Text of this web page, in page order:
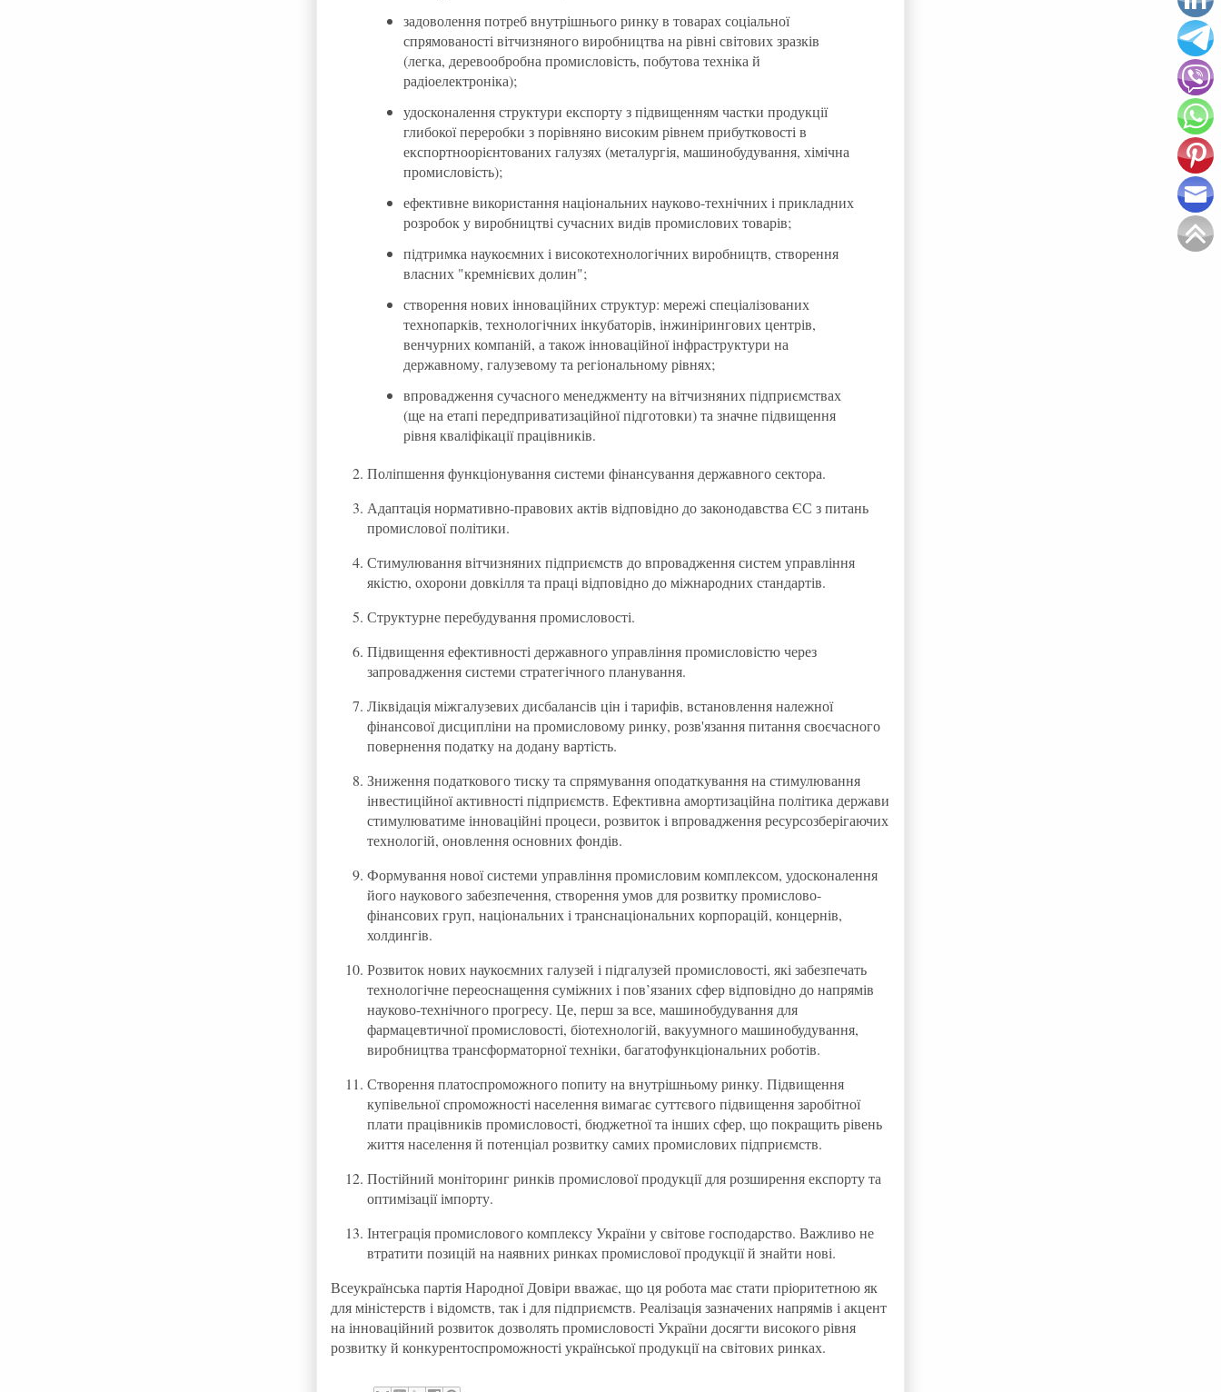
задоволення потреб внутрішнього ринку в товарах соціальної
спрямованості вітчизняного виробництва на рівні світових зразків
(легка, деревообробна промисловість, побутова техніка й
радіоелектроніка);
удосконалення структури експорту з підвищенням частки продукції
глибокої переробки з порівняно високим рівнем прибутковості в
експортноорієнтованих галузях (металургія, машинобудування, хімічна
промисловість);
ефективне використання національних науково-технічних і прикладних
розробок у виробництві сучасних видів промислових товарів;
підтримка наукоємних і високотехнологічних виробництв, створення
власних "кремнієвих долин";
створення нових інноваційних структур: мережі спеціалізованих
технопарків, технологічних інкубаторів, інжинірингових центрів,
венчурних компаній, а також інноваційної інфраструктури на
державному, галузевому та регіональному рівнях;
впровадження сучасного менеджменту на вітчизняних підприємствах
(ще на етапі передприватизаційної підготовки) та значне підвищення
рівня кваліфікації працівників.
Поліпшення функціонування системи фінансування державного сектора.
Адаптація нормативно-правових актів відповідно до законодавства ЄС з питань
промислової політики.
Стимулювання вітчизняних підприємств до впровадження систем управління
якістю, охорони довкілля та праці відповідно до міжнародних стандартів.
Структурне перебудування промисловості.
Підвищення ефективності державного управління промисловістю через
запровадження системи стратегічного планування.
Ліквідація міжгалузевих дисбалансів цін і тарифів, встановлення належної
фінансової дисципліни на промисловому ринку, розв'язання питання своєчасного
повернення податку на додану вартість.
Зниження податкового тиску та спрямування оподаткування на стимулювання
інвестиційної активності підприємств. Ефективна амортизаційна політика держави
стимулюватиме інноваційні процеси, розвиток і впровадження ресурсозберігаючих
технологій, оновлення основних фондів.
Формування нової системи управління промисловим комплексом, удосконалення
його наукового забезпечення, створення умов для розвитку промислово-
фінансових груп, національних і транснаціональних корпорацій, концернів,
холдингів.
Розвиток нових наукоємних галузей і підгалузей промисловості, які забезпечать
технологічне переоснащення суміжних і пов’язаних сфер відповідно до напрямів
науково-технічного прогресу. Це, перш за все, машинобудування для
фармацевтичної промисловості, біотехнологій, вакуумного машинобудування,
виробництва трансформаторної техніки, багатофункціональних роботів.
Створення платоспроможного попиту на внутрішньому ринку. Підвищення
купівельної спроможності населення вимагає суттєвого підвищення заробітної
плати працівників промисловості, бюджетної та інших сфер, що покращить рівень
життя населення й потенціал розвитку самих промислових підприємств.
Постійний моніторинг ринків промислової продукції для розширення експорту та
оптимізації імпорту.
Інтеграція промислового комплексу України у світове господарство. Важливо не
втратити позицій на наявних ринках промислової продукції й знайти нові.
Всеукраїнська партія Народної Довіри вважає, що ця робота має стати пріоритетною як
для міністерств і відомств, так і для підприємств. Реалізація зазначених напрямів і акцент
на інноваційний розвиток дозволять промисловості України досягти високого рівня
розвитку й конкурентоспроможності української продукції на світових ринках.